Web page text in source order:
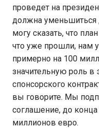
проведет на
должна уменьшиться
могу сказать, что
что уже прошли, нам
примерно на 100
значительную роль в
спонсорского
вы говорите. Мы
соглашение, до
миллионов евро.